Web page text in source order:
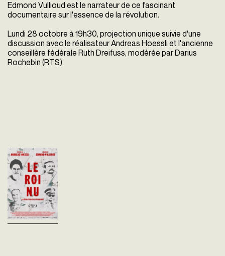
Edmond Vullioud est le narrateur de ce fascinant
documentaire sur l'essence de la révolution.
Lundi 28 octobre à 19h30, projection unique suivie d'une
discussion avec le réalisateur Andreas Hoessli et l'ancienne
conseillère fédérale Ruth Dreifuss, modérée par Darius
Rochebin (RTS)
Andreas Hoessli
Suisse - 2019
vost - 107'
1979, Révolution en Iran. 1980,
Révolution en Pologne. La
chute du Shah, le "Roi des
rois" en Iran, les grèves de
masse et le mouvement
"Solidarnosc...